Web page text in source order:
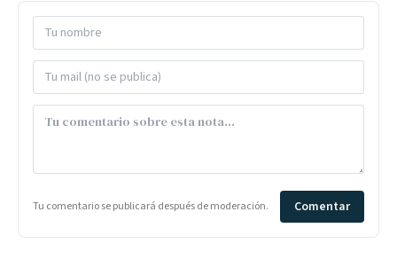
Tu comentario se publicará después de moderación. Comentar